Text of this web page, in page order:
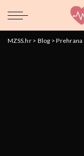
MZSS.hr> Blog >Prehrana